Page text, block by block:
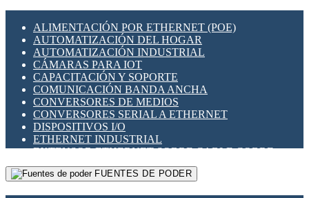
SENSORES INDUCTIVOS
TEMPORIZADORES
VARIACS
VARIADORES DE FRECUENCIA [VDF]
SECCIONADORES - INTERRUPTORES
MAQUINARIA
HERRAMIENTAS VARIAS
ILUMINACIÓN LED
INTERRUPTORES REED
INTERFACES DE RELÉ
OTROS RELÉS
PROTECCIÓN TÉRMICA
RELÉS AUTOMOTRICES
RELÉS DE SEÑAL
RELÉS DE ESTADO SÓLIDO SSR
RELÉS INDUSTRIALES
RELÉS MINIATURA DE POTENCIA
SENSORES MAGNÉTICOS
ALIMENTACIÓN POR ETHERNET (POE)
AUTOMATIZACIÓN DEL HOGAR
AUTOMATIZACIÓN INDUSTRIAL
CÁMARAS PARA IOT
CAPACITACIÓN Y SOPORTE
COMUNICACIÓN BANDA ANCHA
CONVERSORES DE MEDIOS
CONVERSORES SERIAL A ETHERNET
DISPOSITIVOS I/O
ETHERNET INDUSTRIAL
EXTENSOR ETHERNET SOBRE CABLE COBRE
GATEWAY LORAWAN
GESTIÓN DE REDESFUENTES DE PODER